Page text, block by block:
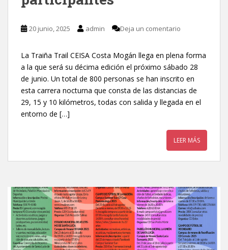
20 junio, 2025 admin Deja un comentario
La Traiña Trail CEISA Costa Mogán llega en plena forma
a la que será su décima edición el próximo sábado 28
de junio. Un total de 800 personas se han inscrito en
esta carrera nocturna que consta de las distancias de
29, 15 y 10 kilómetros, todas con salida y llegada en el
entorno de […]
LEER MÁS